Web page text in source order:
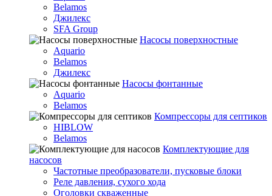
Belamos
Джилекс
SFA Group
Насосы поверхностные
Aquario
Belamos
Джилекс
Насосы фонтанные
Aquario
Belamos
Компрессоры для септиков
HIBLOW
Belamos
Комплектующие для
насосов
Частотные преобразователи, пусковые блоки
Реле давления, сухого хода
Оголовки скваженные